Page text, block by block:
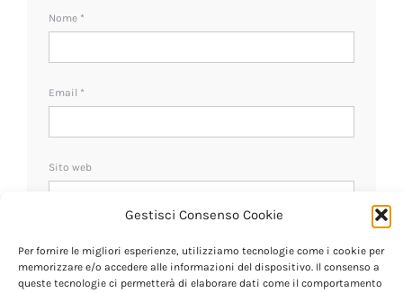
Gestisci Consenso Cookie
Per fornire le migliori esperienze, utilizziamo tecnologie come i cookie per
memorizzare e/o accedere alle informazioni del dispositivo. Il consenso a
queste tecnologie ci permetterà di elaborare dati come il comportamento
Nome *
Email *
Sito web